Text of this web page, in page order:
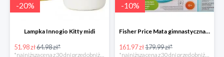
-20%
Lampka Innogio Kitty midi
51.98 zł64.98 zł*
-10%
Fisher Price Mata gimnastyczna 3 w 1
161.97 zł179.99 zł*